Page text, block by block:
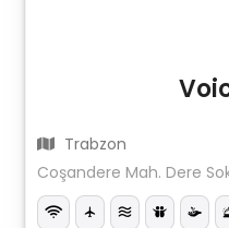
Trabzon
Coşandere Mah. Dere